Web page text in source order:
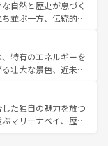
着の韓国情報はコンテンツ一
も、独特の雰囲気を
豊かさとおいしさで
コーヒーなどは、ぜ
てもあたたかい人々
忘れられない旅にな
自然と歴史が息づく
並ぶ一方、伝統的な
ンマイなどの山岳地
ットやクラビの美し
ができる。タイ料理
節にも異なる楽しみ
々、仏教を中心とし
れる旅人を魅了し続
特有のエネルギーを
壮大な景色、近未来
光スポットが密集し
も魅力。息をのむよ
を存分に楽しみ尽く
た独自の魅力を放つ
マリーナベイ、歴史